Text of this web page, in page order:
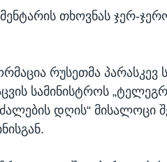
თხოვნას ჯერ-
რუსეთმა პარასკევ
სამინისტროს
დღის“ მისალოცი